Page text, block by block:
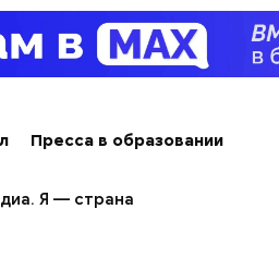
Пресса в образовании
Я — страна